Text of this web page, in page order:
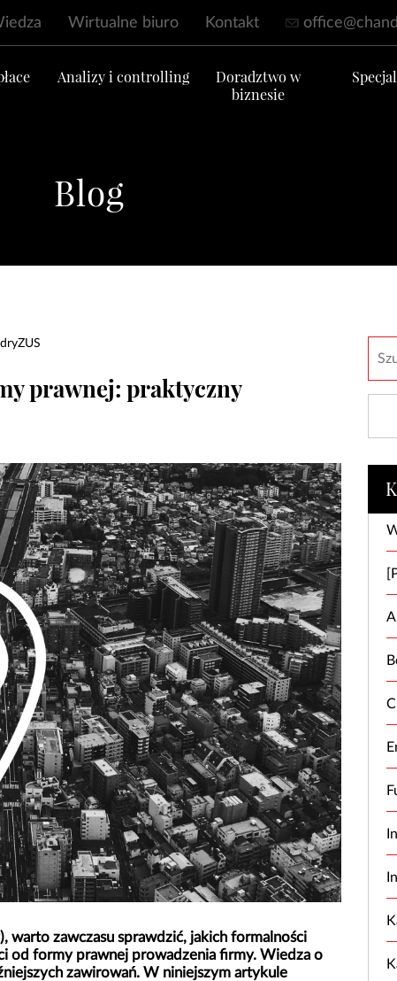
Wirtualne biuro Kontakt
Analizy i controlling
Doradztwo w
biznesie
Blog
ZUS
prawnej: praktyczny
warto zawczasu sprawdzić, jakich formalności
od formy prawnej prowadzenia firmy. Wiedza o
zawirowań. W niniejszym artykule